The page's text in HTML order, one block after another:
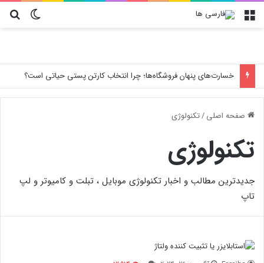
تغییر منو
خسارت‌های پنهان فروشگاه‌ها؛ چرا انتخاب کارتن پستی حیاتی است؟
صفحه اصلی/تکنولوژی
تکنولوژی
جدیدترین مطالب و اخبار تکنولوژی موبایل ، تبلت و کامیوتر و لپ
تاپ